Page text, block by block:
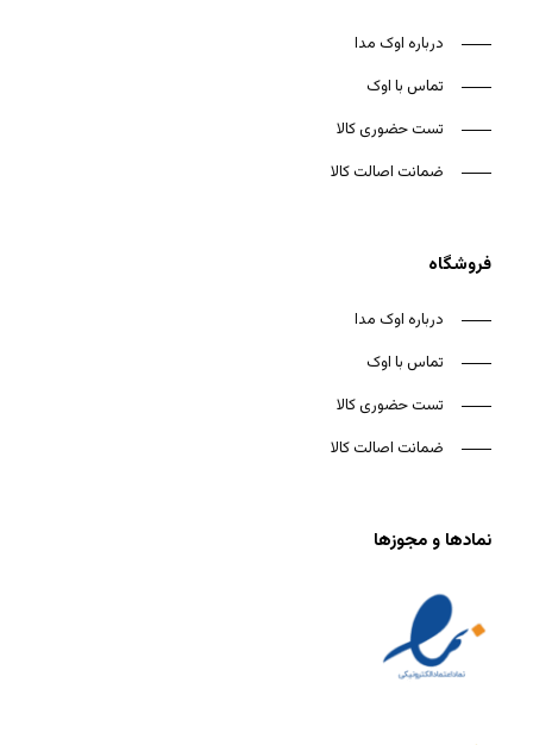
درباره اوک مدا
تماس با اوک
تست حضوری کالا
ضمانت اصالت کالا
فروشگاه
درباره اوک مدا
تماس با اوک
تست حضوری کالا
ضمانت اصالت کالا
نمادها و مجوزها